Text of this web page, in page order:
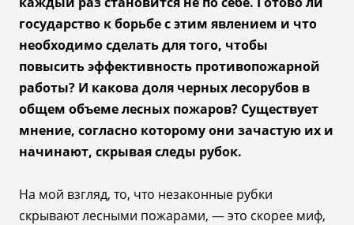
государство к борьбе с этим явлением и что
необходимо сделать для того, чтобы
повысить эффективность противопожарной
работы? И какова доля черных лесорубов в
общем объеме лесных пожаров? Существует
мнение, согласно которому они зачастую их и
начинают, скрывая следы рубок.
На мой взгляд, то, что незаконные рубки
скрывают лесными пожарами, —это скорее миф,